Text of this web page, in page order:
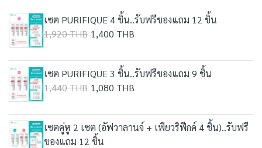
เซต PURIFIQUE 4 ชิ้น..รับฟรีของแถม 12 ชิ้น
1,920 THB 1,400 THB
เซต PURIFIQUE 3 ชิ้น..รับฟรีของแถม 9 ชิ้น
1,440 THB 1,080 THB
เซตคู่หู 2 เซต (อัฟวาลานจ์ + เพียวริฟีกค์ 4 ชิ้น)..รับฟรี
ของแถม 12 ชิ้น